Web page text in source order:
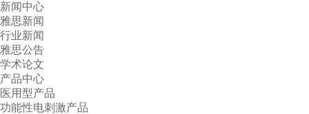
新闻中心
雅思新闻
行业新闻
雅思公告
学术论文
产品中心
医用型产品
功能性电刺激产品